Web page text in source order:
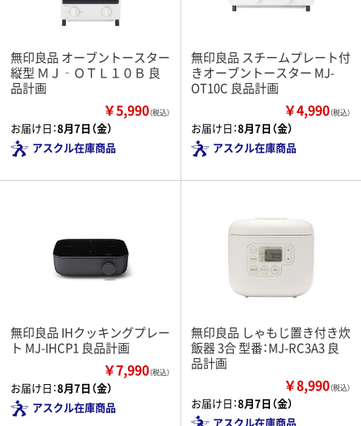
無印良品 オーブントースター
縦型 ＭＪ‐ＯＴＬ１０Ｂ 良
品計画
￥5,990（税込）
お届け日：8月7日（金）
アスクル在庫商品
無印良品 スチームプレート付
きオーブントースター MJ-
OT10C 良品計画
￥4,990（税込）
お届け日：8月7日（金）
アスクル在庫商品
無印良品 IHクッキングプレー
ト MJ-IHCP1 良品計画
￥7,990（税込）
お届け日：8月7日（金）
アスクル在庫商品
無印良品 しゃもじ置き付き炊
飯器 3合 型番：MJ-RC3A3 良
品計画
￥8,990（税込）
お届け日：8月7日（金）
アスクル在庫商品